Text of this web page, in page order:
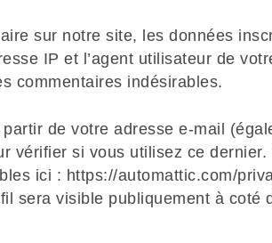
sur notre site, les données
IP et l’agent utilisateur de
commentaires indésirables.
de votre adresse e-mail
vérifier si vous utilisez ce
ici : https://automattic.com/
sera visible publiquement à coté